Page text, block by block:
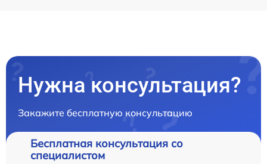
Нужна консультация?
Закажите бесплатную консультацию
Бесплатная консультация со
специалистом